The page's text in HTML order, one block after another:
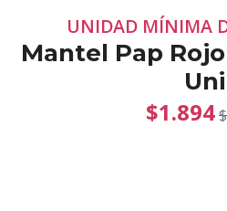
UNIDAD MÍNIMA
Mantel Pap Rojo
Uni
$1.894